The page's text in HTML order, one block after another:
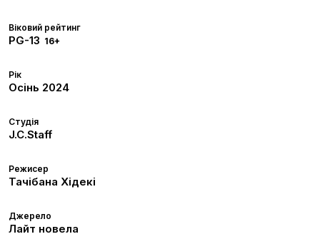
Віковий рейтинг
PG-13 16+
Рік
Осінь 2024
Студія
J.C.Staff
Режисер
Тачібана Хідекі
Джерело
Лайт новела